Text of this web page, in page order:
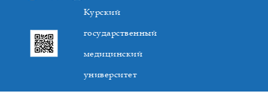
Курский
государственный
медицинский
университет